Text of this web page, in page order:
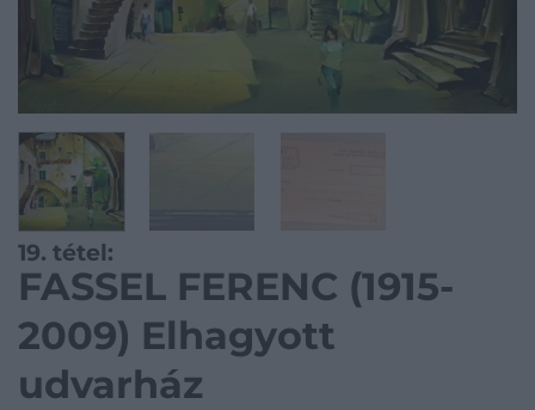
19. tétel:
FASSEL FERENC (1915-
2009) Elhagyott
udvarház